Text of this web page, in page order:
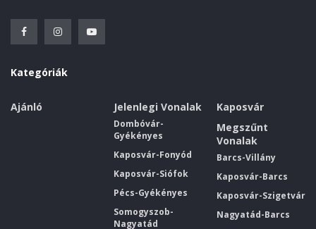
Kategóriák
Ajánló Jelenlegi Vonalak
Dombóvár-
Gyékényes
Kaposvár-Fonyód
Kaposvár-Siófok
Pécs-Gyékényes
Somogyszob-
Nagyatád
Kaposvár
Megszűnt
Vonalak
Barcs-Villány
Kaposvár-Barcs
Kaposvár-Szigetvár
Nagyatád-Barcs